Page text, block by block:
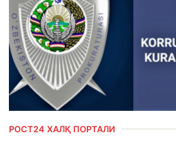
РОСТ24 ХАЛҚ ПОРТАЛИ